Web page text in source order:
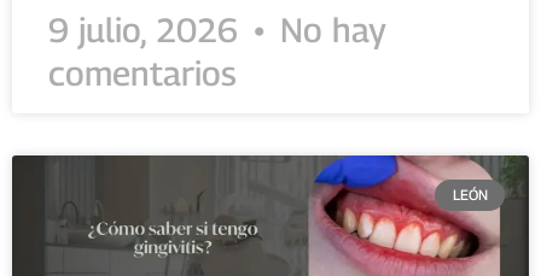
9 julio, 2026
No hay
comentarios
LEÓN